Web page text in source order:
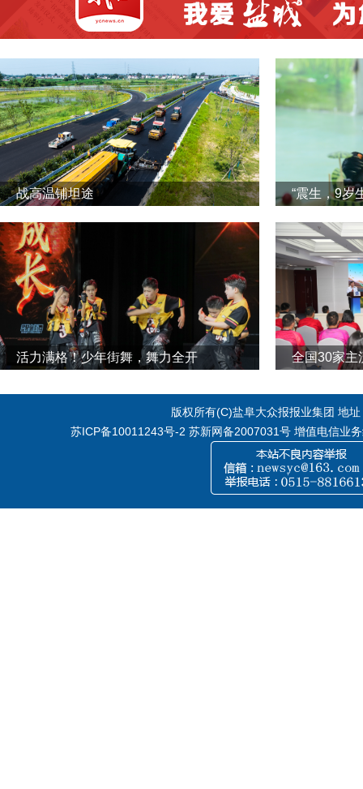
战高温铺坦途 “震生，9岁
活力满格！少年街舞，舞力全开 全国30家主
版权所有(C)盐阜大众报报业集团 地
苏ICP备10011243号-2 苏新网备2007031号 增值电信业